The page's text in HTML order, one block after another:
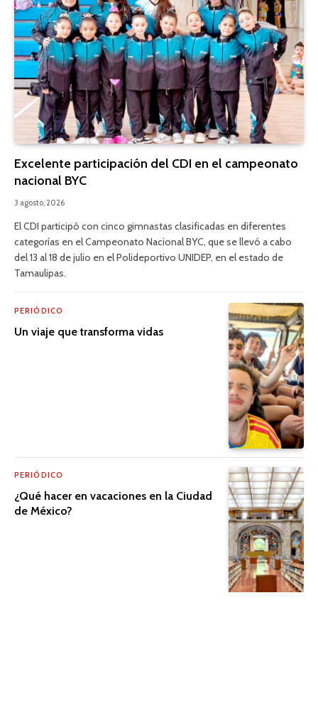
Excelente participación del CDI en el campeonato
nacional BYC
3 agosto, 2026
El CDI participó con cinco gimnastas clasificadas en diferentes
categorías en el Campeonato Nacional BYC, que se llevó a cabo
del 13 al 18 de julio en el Polideportivo UNIDEP, en el estado de
Tamaulipas.
PERIÓDICO
Un viaje que transforma vidas
PERIÓDICO
¿Qué hacer en vacaciones en la Ciudad
de México?